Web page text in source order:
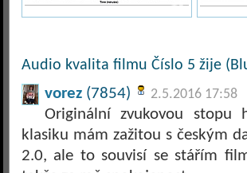
Audio kvalita filmu Číslo 5 žije
vorez (7854) 2.5.2016 17:58
Originální zvukovou stopu
klasiku mám zažitou s českým
2.0, ale to souvisí se stářím